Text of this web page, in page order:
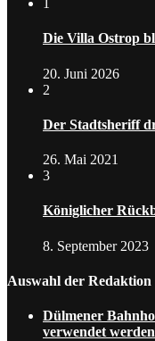
1
Die Villa Ostrop
20. Juni 2026
2
Der Stadtsheriff
26. Mai 2021
3
Königlicher
8. September 2023
Auswahl der Redaktion
Dülmener
verwendet werden